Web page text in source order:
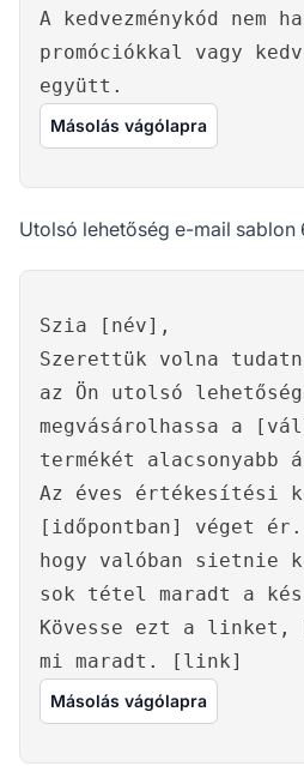
A kedvezménykód nem
promóciókkal vagy
együtt.
Másolás vágólapra
Utolsó lehetőség e-mail sablon
Szia [név],
Szerettük volna
az Ön utolsó
megvásárolhassa a
termékét alacsonyabb
Az éves értékesítési
[időpontban] véget
hogy valóban sietnie
sok tétel maradt a
Kövesse ezt a linket,
mi maradt. [link]
Másolás vágólapra